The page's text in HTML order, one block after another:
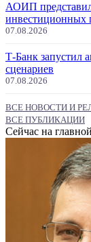
АОИП
инвестиционных
07.08.2026
Т-Банк запустил
сценариев
07.08.2026
ВСЕ НОВОСТИ И
ВСЕ ПУБЛИКАЦИИ
Сейчас на главной